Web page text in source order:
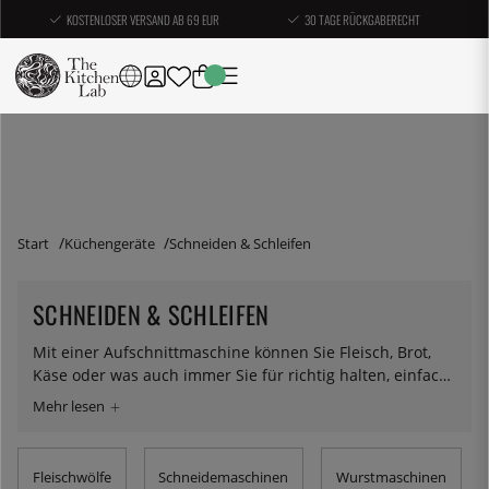
KOSTENLOSER VERSAND AB 69 EUR 30 TAGE RÜCKGABERECHT
Start Küchengeräte Schneiden & Schleifen
SCHNEIDEN & SCHLEIFEN
Mit einer Aufschnittmaschine können Sie Fleisch, Brot,
Käse oder was auch immer Sie für richtig halten, einfach
und schnell auf die gewünschte Dicke zuschneiden. Es
geübteste Umgang mit dem Messer eine
Schneidemaschine an Präzision und Zeitverbrauch nur
Fleischwölfe Schneidemaschinen Wurstmaschinen